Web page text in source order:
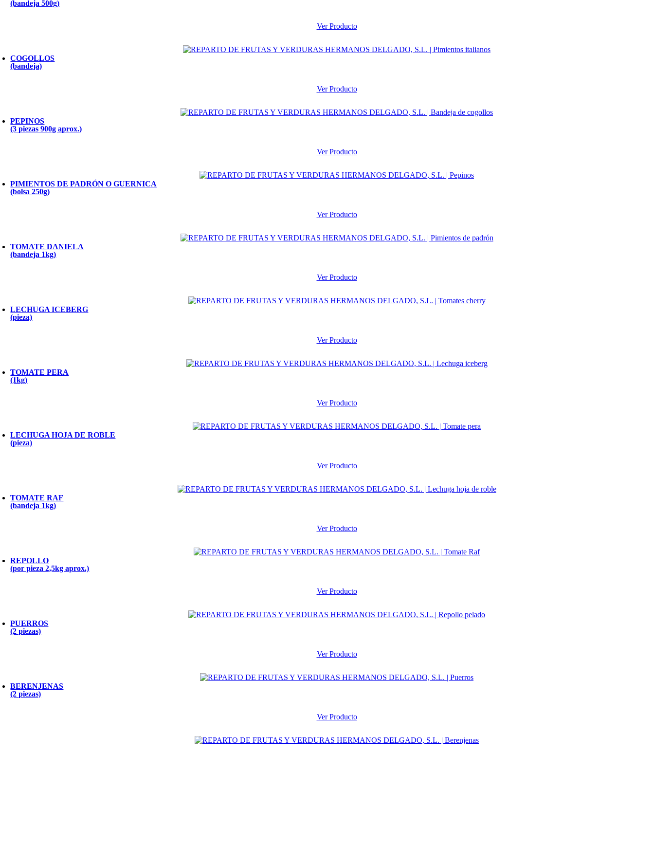
(bandeja 500g)
Ver Producto
COGOLLOS
(bandeja)
Ver Producto
PEPINOS
(3 piezas 900g aprox.)
Ver Producto
PIMIENTOS DE PADRÓN O GUERNICA
(bolsa 250g)
Ver Producto
TOMATE DANIELA
(bandeja 1kg)
Ver Producto
LECHUGA ICEBERG
(pieza)
Ver Producto
TOMATE PERA
(1kg)
Ver Producto
LECHUGA HOJA DE ROBLE
(pieza)
Ver Producto
TOMATE RAF
(bandeja 1kg)
Ver Producto
REPOLLO
(por pieza 2,5kg aprox.)
Ver Producto
PUERROS
(2 piezas)
Ver Producto
BERENJENAS
(2 piezas)
Ver Producto